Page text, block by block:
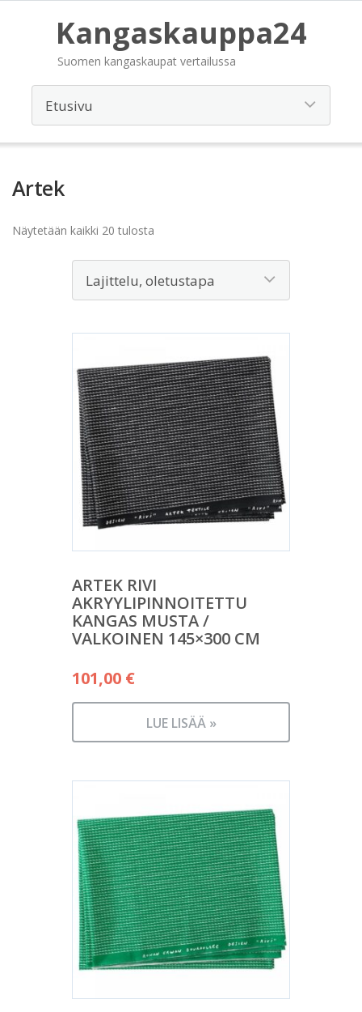
Kangaskauppa24
Suomen kangaskaupat vertailussa
Artek
Näytetään kaikki 20 tulosta
ARTEK RIVI
AKRYYLIPINNOITETTU
KANGAS MUSTA /
VALKOINEN 145×300 CM
101,00 €
LUE LISÄÄ »